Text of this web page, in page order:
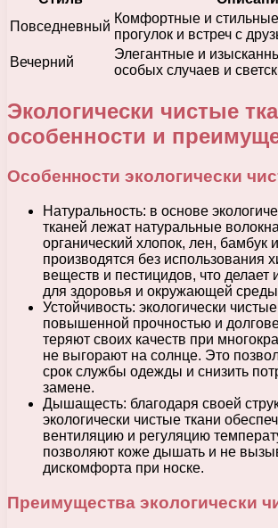
Повседневный
Комфортные и
прогулок и встреч с
Вечерний
Элегантные и
особых случаев и
Экологически чистые
особенности и
Особенности экологически
Натуральность: в основе
тканей лежат натуральные
органический хлопок, лен, бамбук
производятся без использования
веществ и пестицидов, что делает
для здоровья и окружающей
Устойчивость: экологически
повышенной прочностью и
теряют своих качеств при
не выгорают на солнце. Это
срок службы одежды и снизить
замене.
Дышащесть: благодаря своей
экологически чистые ткани
вентиляцию и регуляцию
позволяют коже дышать и не
дискомфорта при носке.
Преимущества экологически